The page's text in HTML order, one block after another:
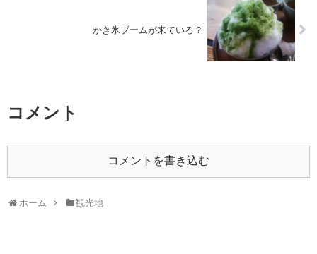
かき氷ブームが来ている？
コメント
コメントを書き込む
ホーム 観光地